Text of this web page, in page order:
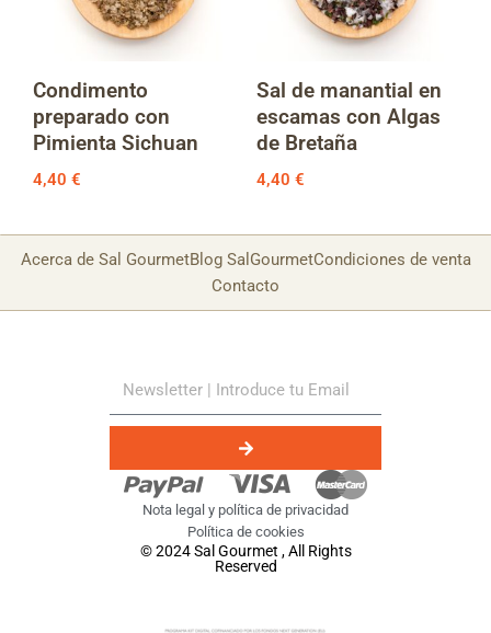
Condimento
preparado con
Pimienta Sichuan
4,40 €
Sal de manantial en
escamas con Algas
de Bretaña
4,40 €
Acerca de Sal GourmetBlog SalGourmetCondiciones de venta
Contacto
Nota legal y política de privacidad
Política de cookies
© 2024 Sal Gourmet , All Rights
Reserved